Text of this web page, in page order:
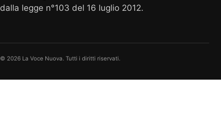
dalla legge n°103 del 16 luglio 2012.
© 2026 La Voce Nuova. Tutti i diritti riservati.